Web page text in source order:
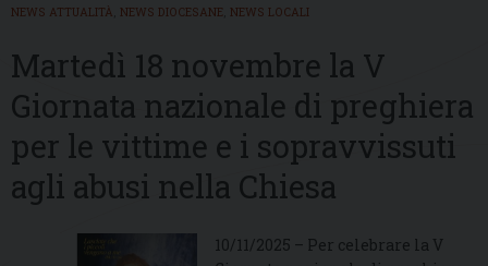
NEWS ATTUALITÀ NEWS DIOCESANE NEWS LOCALI
Martedì 18 novembre la V
Giornata nazionale di preghiera
per le vittime e i sopravvissuti
agli abusi nella Chiesa
10/11/2025 – Per celebrare la V